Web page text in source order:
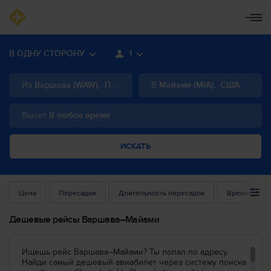
В ОДНУ СТОРОНУ 1
Из Варшава (WAW), Польша В Майами (MIA), США
Вылет В любое время
ИСКАТЬ
Цена Пересадки Длительность пересадок Время
Дешевые рейсы Варшава–Майами
Ищешь рейс Варшава–Майами? Ты попал по адресу.
Найди самый дешевый авиабилет через систему поиска